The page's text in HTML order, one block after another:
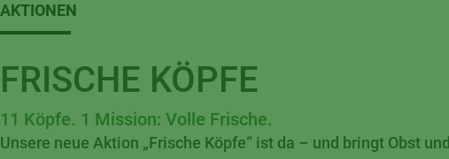
AKTIONEN
FRISCHE KÖPFE
11 Köpfe. 1 Mission: Volle Frische.
Unsere neue Aktion „Frische Köpfe“ ist da – und bringt Obst und